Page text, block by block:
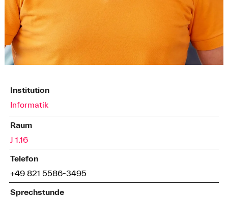
Institution
Informatik
Raum
J 1.16
Telefon
+49 821 5586-3495
Sprechstunde